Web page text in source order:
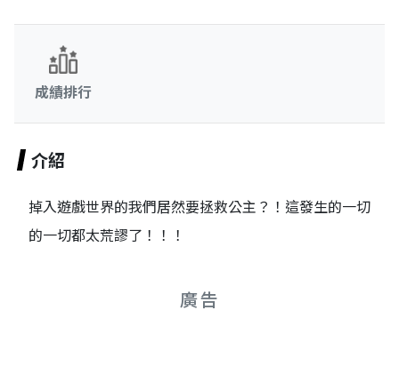
成績排行
介紹
掉入遊戲世界的我們居然要拯救公主？！這發生的一切
的一切都太荒謬了！！！
廣告